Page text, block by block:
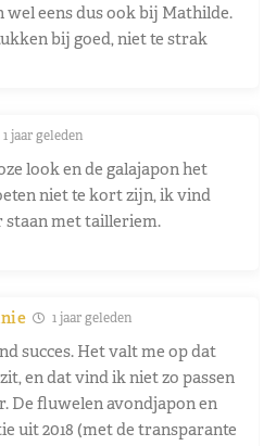
wel eens dus ook bij Mathilde.
bij goed, niet te strak
1 jaar geleden
look en de galajapon het
niet te kort zijn, ik vind
staan met tailleriem.
1 jaar geleden
succes. Het valt me op dat
en dat vind ik niet zo passen
De fluwelen avondjapon en
uit 2018 (met de transparante